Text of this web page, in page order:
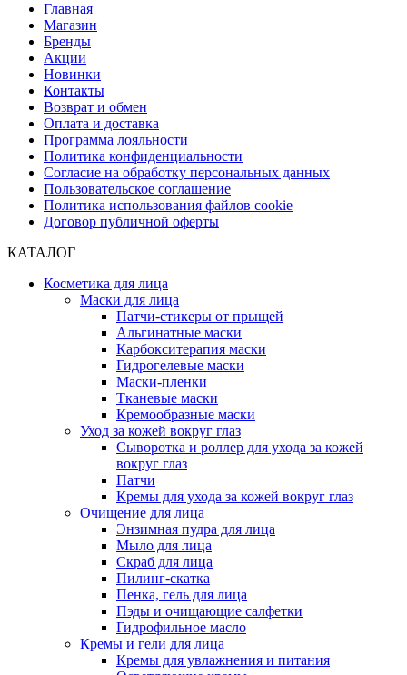
Главная
Магазин
Бренды
Акции
Новинки
Контакты
Возврат и обмен
Оплата и доставка
Программа лояльности
Политика конфиденциальности
Согласие на обработку персональных данных
Пользовательское соглашение
Политика использования файлов cookie
Договор публичной оферты
КАТАЛОГ
Косметика для лица
Маски для лица
Патчи-стикеры от прыщей
Альгинатные маски
Карбокситерапия маски
Гидрогелевые маски
Маски-пленки
Тканевые маски
Кремообразные маски
Уход за кожей вокруг глаз
Сыворотка и роллер для ухода за кожей
вокруг глаз
Патчи
Кремы для ухода за кожей вокруг глаз
Очищение для лица
Энзимная пудра для лица
Мыло для лица
Скраб для лица
Пилинг-скатка
Пенка, гель для лица
Пэды и очищающие салфетки
Гидрофильное масло
Кремы и гели для лица
Кремы для увлажнения и питания